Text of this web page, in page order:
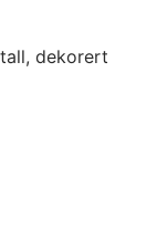
dekorert